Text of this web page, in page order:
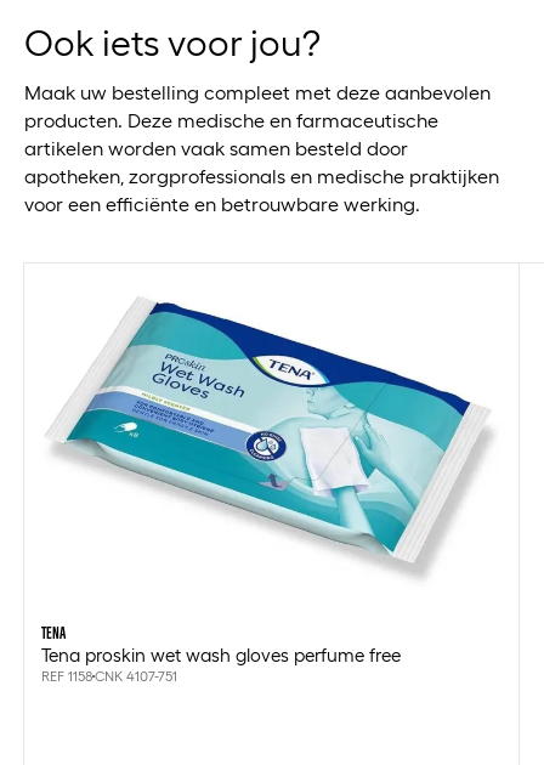
Ook iets voor jou?
Maak uw bestelling compleet met deze aanbevolen
producten. Deze medische en farmaceutische
artikelen worden vaak samen besteld door
apotheken, zorgprofessionals en medische praktijken
voor een efficiënte en betrouwbare werking.
TENA
Tena proskin wet wash gloves perfume free
REF 1158CNK 4107-751